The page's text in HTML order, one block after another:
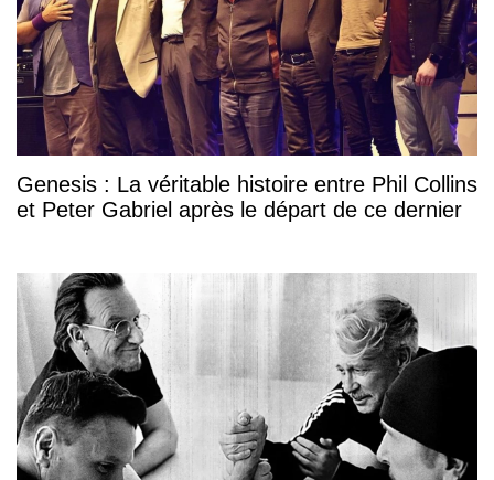
Genesis : La véritable histoire entre Phil Collins
et Peter Gabriel après le départ de ce dernier